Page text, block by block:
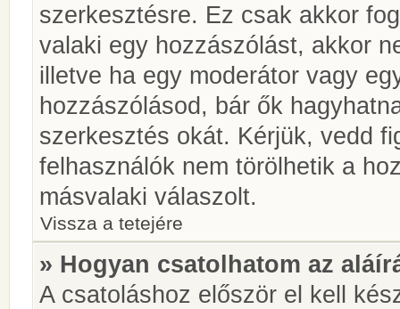
szerkesztésre. Ez csak akkor
valaki egy hozzászólást, akkor
illetve ha egy moderátor vagy
hozzászólásod, bár ők
szerkesztés okát. Kérjük, vedd
felhasználók nem törölhetik a
másvalaki válaszolt.
Vissza a tetejére
» Hogyan csatolhatom az
A csatoláshoz először el kell